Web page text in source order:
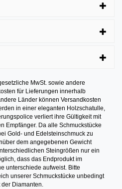
MwSt. sowie andere
für Lieferungen innerhalb
Länder können Versandkosten
in einer eleganten Holzschatulle,
verliert ihre Gültigkeit mit
Empfänger. Da alle Schmuckstücke
Gold- und Edelsteinschmuck zu
dem angegebenen Gewicht
Steingrößen nur ein
dass das Endprodukt im
unterschiede aufweist. Bitte
unserer Schmuckstücke unbedingt
Diamanten.